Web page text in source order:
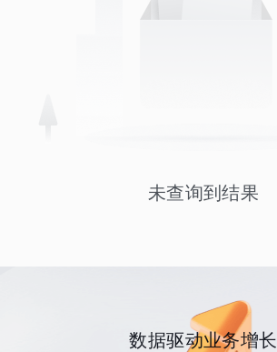
未查询到结果
数据驱动业务增长